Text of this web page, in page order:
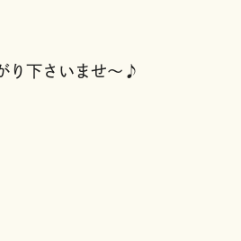
り下さいませ〜♪